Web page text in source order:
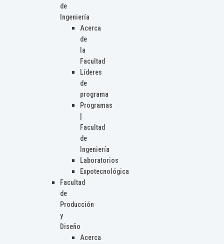
de
Ingeniería
Acerca
de
la
Facultad
Líderes
de
programa
Programas
Facultad
de
Ingeniería
Laboratorios
Expotecnológica
Facultad
de
Producción
y
Diseño
Acerca